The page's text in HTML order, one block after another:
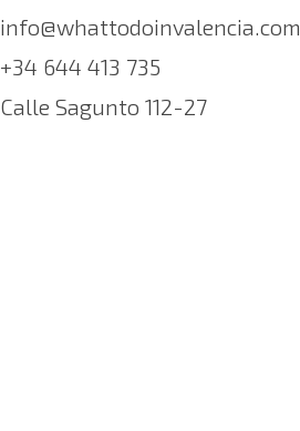
info@whattodoinvalencia.com
+34 644 413 735
Calle Sagunto 112-27